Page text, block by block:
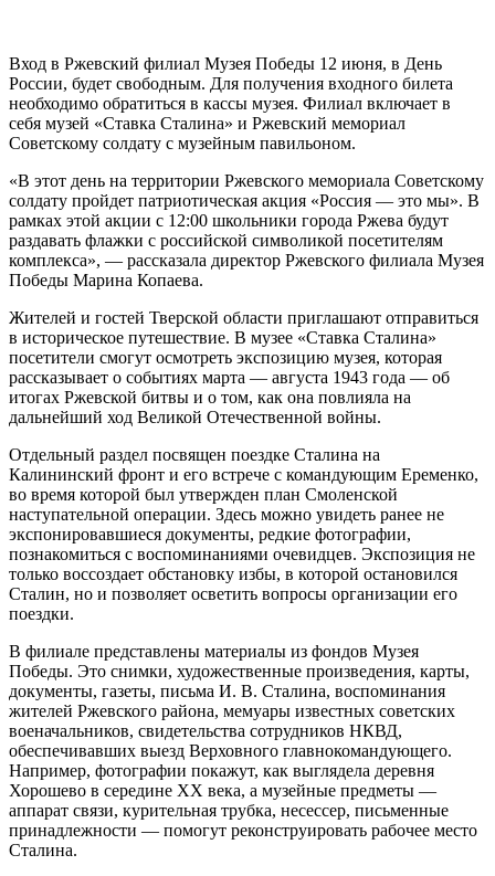
Вход в Ржевский филиал Музея Победы 12 июня, в День
России, будет свободным. Для получения входного билета
необходимо обратиться в кассы музея. Филиал включает в
себя музей «Ставка Сталина» и Ржевский мемориал
Советскому солдату с музейным павильоном.
«В этот день на территории Ржевского мемориала Советскому
солдату пройдет патриотическая акция «Россия — это мы». В
рамках этой акции с 12:00 школьники города Ржева будут
раздавать флажки с российской символикой посетителям
комплекса», — рассказала директор Ржевского филиала Музея
Победы Марина Копаева.
Жителей и гостей Тверской области приглашают отправиться
в историческое путешествие. В музее «Ставка Сталина»
посетители смогут осмотреть экспозицию музея, которая
рассказывает о событиях марта — августа 1943 года — об
итогах Ржевской битвы и о том, как она повлияла на
дальнейший ход Великой Отечественной войны.
Отдельный раздел посвящен поездке Сталина на
Калининский фронт и его встрече с командующим Еременко,
во время которой был утвержден план Смоленской
наступательной операции. Здесь можно увидеть ранее не
экспонировавшиеся документы, редкие фотографии,
познакомиться с воспоминаниями очевидцев. Экспозиция не
только воссоздает обстановку избы, в которой остановился
Сталин, но и позволяет осветить вопросы организации его
поездки.
В филиале представлены материалы из фондов Музея
Победы. Это снимки, художественные произведения, карты,
документы, газеты, письма И. В. Сталина, воспоминания
жителей Ржевского района, мемуары известных советских
военачальников, свидетельства сотрудников НКВД,
обеспечивавших выезд Верховного главнокомандующего.
Например, фотографии покажут, как выглядела деревня
Хорошево в середине XX века, а музейные предметы —
аппарат связи, курительная трубка, несессер, письменные
принадлежности — помогут реконструировать рабочее место
Сталина.